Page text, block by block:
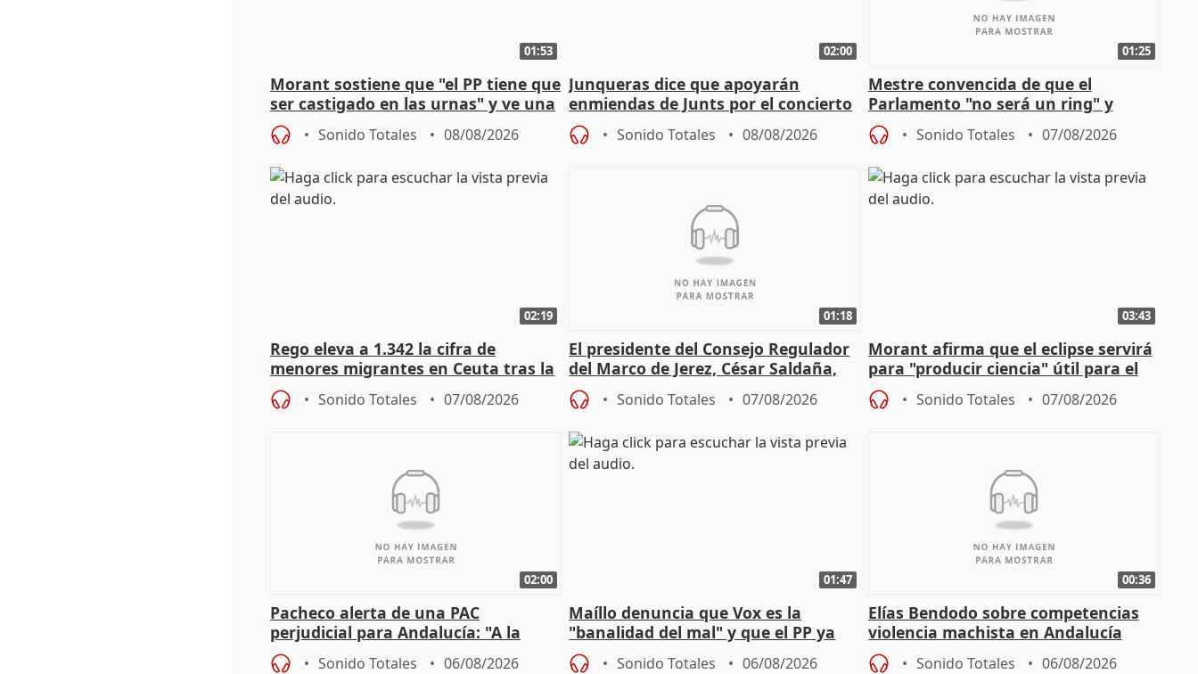
01:53
Morant sostiene que "el PP tiene que
ser castigado en las urnas" y ve una
"pulsión de cambio"
Sonido Totales 08/08/2026
02:00
Junqueras dice que apoyarán
enmiendas de Junts por el concierto
en el trámite de financiación
Sonido Totales 08/08/2026
01:25
Mestre convencida de que el
Parlamento "no será un ring" y
defiende "estabilidad" del pacto con
Vox
Sonido Totales 07/08/2026
02:19
Rego eleva a 1.342 la cifra de
menores migrantes en Ceuta tras la
entrada masiva
Sonido Totales 07/08/2026
01:18
El presidente del Consejo Regulador
del Marco de Jerez, César Saldaña,
sobre exportaciones
Sonido Totales 07/08/2026
03:43
Morant afirma que el eclipse servirá
para "producir ciencia" útil para el
resto del mundo
Sonido Totales 07/08/2026
02:00
Pacheco alerta de una PAC
perjudicial para Andalucía: "A la
agricultura hay que protegerla"
Sonido Totales 06/08/2026
01:47
Maíllo denuncia que Vox es la
"banalidad del mal" y que el PP ya
asume todas sus tesis
Sonido Totales 06/08/2026
00:36
Elías Bendodo sobre competencias
violencia machista en Andalucía
Sonido Totales 06/08/2026